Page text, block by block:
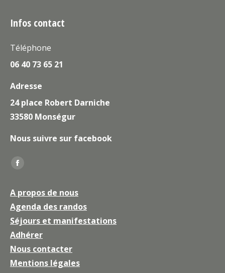
Infos contact
Téléphone
06 40 73 65 21
Adresse
24 place Robert Darniche
33580 Monségur
Nous suivre sur facebook
Trouvez nous sur :
La
Facebook
s'ouvre
dans
une
nouvelle
fenêtre
A propos de nous
Agenda des randos
Séjours et manifestations
Adhérer
Nous contacter
Mentions légales